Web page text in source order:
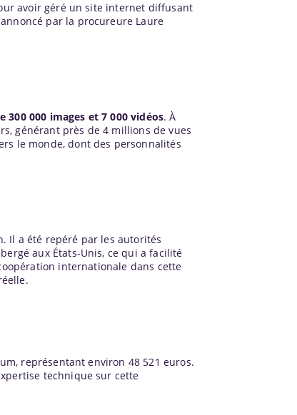
avoir géré un site internet diffusant
par la procureure Laure
300 000 images et 7 000 vidéos. À
générant près de 4 millions de vues
le monde, dont des personnalités
Il a été repéré par les autorités
aux États-Unis, ce qui a facilité
internationale dans cette
représentant environ 48 521 euros.
technique sur cette